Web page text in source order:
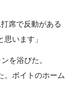
席で反動がある
います」
を浴びた。
。ボイトのホーム